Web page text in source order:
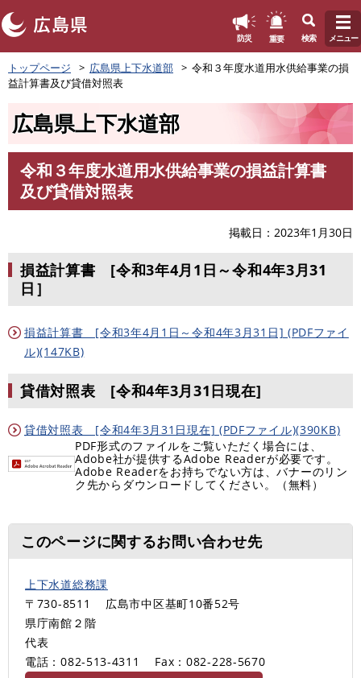
ペ
ー
ジ
防災 重要 検索 メニュー
トップページ 広島県上下水道部
令和３年度水道用水供給事業の損
益計算書及び貸借対照表
広島県上下水道部
令和３年度水道用水供給事業の損益計算書
及び貸借対照表
掲載日 2023年1月30日
損益計算書 [令和3年4月1日～令和4年3月31
日］
損益計算書 [令和3年4月1日～令和4年3月31日] (PDFファイ
ル)(147KB)
貸借対照表 [令和4年3月31日現在]
貸借対照表 [令和4年3月31日現在] (PDFファイル)(390KB)
PDF形式のファイルをご覧いただく場合には、
Adobe社が提供するAdobe Readerが必要です。
Adobe Readerをお持ちでない方は、バナーのリン
ク先からダウンロードしてください。（無料）
このページに関するお問い合わせ先
上下水道総務課
〒730-8511
広島市中区基町10番52号
県庁南館２階
代表
電話：082-513-4311
Fax：082-228-5670